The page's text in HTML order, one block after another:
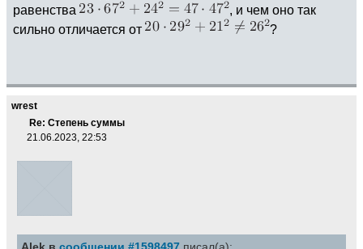
равенства
, и чем оно так
сильно отличается от
?
wrest
Re: Степень суммы
21.06.2023, 22:53